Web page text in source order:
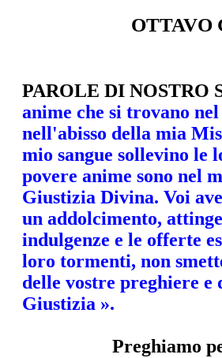
OTTAVO
PAROLE DI NOSTRO
anime che si trovano
nell'abisso della mia
mio sangue sollevino le
povere anime sono nel
Giustizia Divina. Voi
un addolcimento,
indulgenze e le offerte
loro tormenti, non
delle vostre preghiere
Giustizia ».
Preghiamo